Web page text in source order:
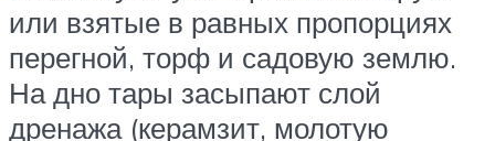
или взятые в равных пропорциях
перегной, торф и садовую землю.
На дно тары засыпают слой
дренажа (керамзит, молотую